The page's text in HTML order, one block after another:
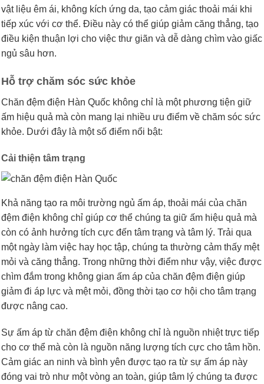
vật liệu êm ái, không kích ứng da, tạo cảm giác thoải mái khi
tiếp xúc với cơ thể. Điều này có thể giúp giảm căng thẳng, tạo
điều kiện thuận lợi cho việc thư giãn và dễ dàng chìm vào giấc
ngủ sâu hơn.
Hỗ trợ chăm sóc sức khỏe
Chăn đệm điện Hàn Quốc không chỉ là một phương tiện giữ
ấm hiệu quả mà còn mang lại nhiều ưu điểm về chăm sóc sức
khỏe. Dưới đây là một số điểm nổi bật:
Cải thiện tâm trạng
Khả năng tạo ra môi trường ngủ ấm áp, thoải mái của chăn
đệm điện không chỉ giúp cơ thể chúng ta giữ ấm hiệu quả mà
còn có ảnh hưởng tích cực đến tâm trạng và tâm lý. Trải qua
một ngày làm việc hay học tập, chúng ta thường cảm thấy mệt
mỏi và căng thẳng. Trong những thời điểm như vậy, việc được
chìm đắm trong không gian ấm áp của chăn đệm điện giúp
giảm đi áp lực và mệt mỏi, đồng thời tạo cơ hội cho tâm trạng
được nâng cao.
Sự ấm áp từ chăn đệm điện không chỉ là nguồn nhiệt trực tiếp
cho cơ thể mà còn là nguồn năng lượng tích cực cho tâm hồn.
Cảm giác an ninh và bình yên được tạo ra từ sự ấm áp này
đóng vai trò như một vòng an toàn, giúp tâm lý chúng ta được